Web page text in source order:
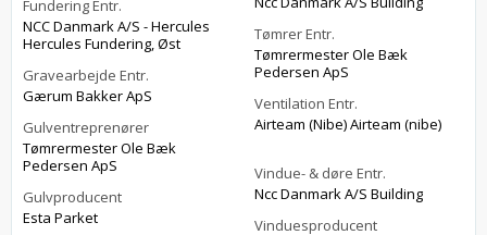
Fundering Entr.
NCC Danmark A/S - Hercules
Hercules Fundering, Øst
Gravearbejde Entr.
Gærum Bakker ApS
Gulventreprenører
Tømrermester Ole Bæk
Pedersen ApS
Gulvproducent
Esta Parket
Tømrer Entr.
Tømrermester Ole Bæk
Pedersen ApS
Ventilation Entr.
Airteam (Nibe) Airteam (nibe)
Vindue- & døre Entr.
Ncc Danmark A/S Building
Vinduesproducent